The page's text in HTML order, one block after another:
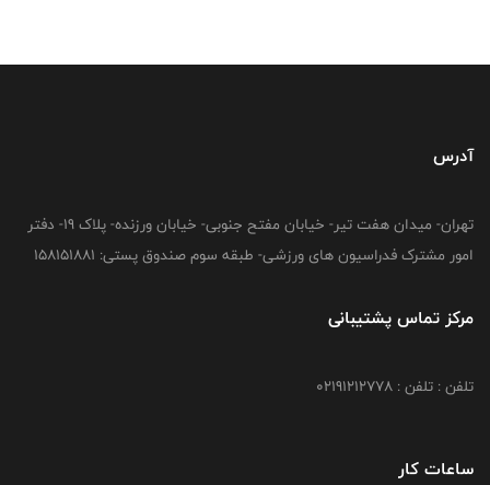
آدرس
تهران- میدان هفت تیر- خیابان مفتح جنوبی- خیابان ورزنده- پلاک 19- دفتر
امور مشترک فدراسیون های ورزشی- طبقه سوم صندوق پستی: 158151881
مرکز تماس پشتیبانی
تلفن : تلفن : 02191212778
ساعات کار